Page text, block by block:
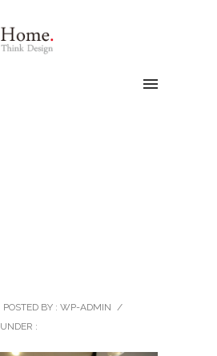
POSTED BY : WP-ADMIN /
UNDER :